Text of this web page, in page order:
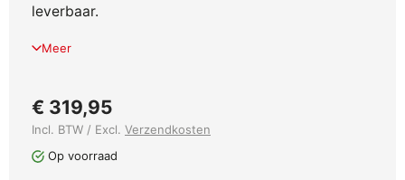
leverbaar.
Meer
€ 319,95
Incl. BTW / Excl. Verzendkosten
Op voorraad